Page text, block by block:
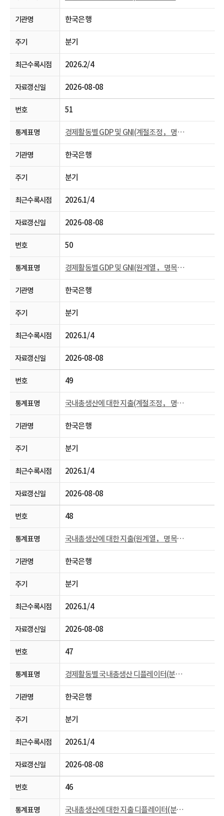
한국은행
분기
2026.2/4
2026-08-08
51
경제활동별 GDP 및 GNI(계절조정， 명목， 분기)
한국은행
분기
2026.1/4
2026-08-08
50
경제활동별 GDP 및 GNI(원계열， 명목， 분기 및 연간)
한국은행
분기
2026.1/4
2026-08-08
49
국내총생산에 대한 지출(계절조정， 명목， 분기)
한국은행
분기
2026.1/4
2026-08-08
48
국내총생산에 대한 지출(원계열， 명목， 분기 및 연간)
한국은행
분기
2026.1/4
2026-08-08
47
경제활동별 국내총생산 디플레이터(분기 및 연간)
한국은행
분기
2026.1/4
2026-08-08
46
국내총생산에 대한 지출 디플레이터(분기 및 연간)